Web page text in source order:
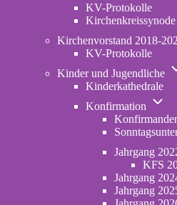
KV-Protokolle
Kirchenkreissynode
Kirchenvorstand 2018-
KV-Protokolle
Kinder und Jugendliche
Kinderkathedrale
Konfirmation
Jahrgang
KFS
Jahrgang
Jahrgang